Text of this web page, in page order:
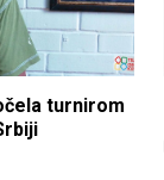
turnirom